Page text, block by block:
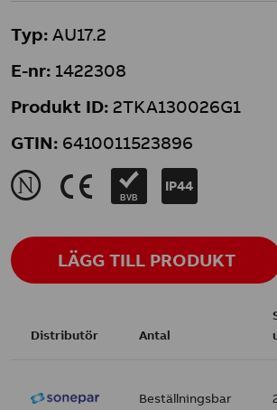
Typ: AU17.2
E-nr: 1422308
Produkt ID: 2TKA130026G1
GTIN: 6410011523896
N K BVB
IP44
LÄGG TILL PRODUKT
Distributör Antal
Beställningsbar